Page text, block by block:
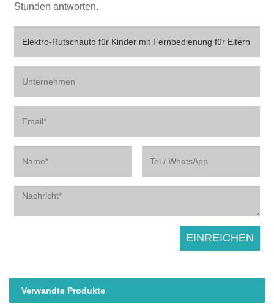
Stunden antworten.
Verwandte Produkte